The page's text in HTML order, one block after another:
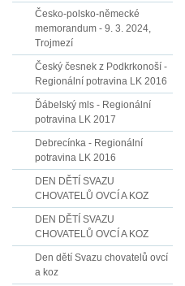
Česko-polsko-německé
memorandum - 9. 3. 2024,
Trojmezí
Český česnek z Podkrkonoší -
Regionální potravina LK 2016
Ďábelský mls - Regionální
potravina LK 2017
Debrecínka - Regionální
potravina LK 2016
DEN DĚTÍ SVAZU
CHOVATELŮ OVCÍ A KOZ
DEN DĚTÍ SVAZU
CHOVATELŮ OVCÍ A KOZ
Den dětí Svazu chovatelů ovcí
a koz